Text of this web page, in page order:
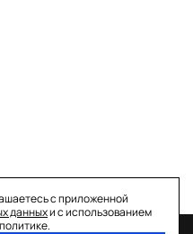
с приложенной
данныхи с использованием